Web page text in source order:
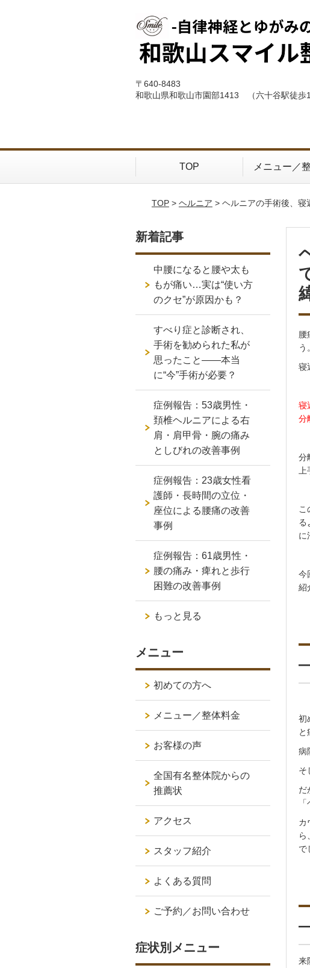
〒640-8483
和歌山県和歌山市園部1413 （六十谷駅徒歩
TOP メニュー／
TOP> ヘルニア > ヘルニアの手術後、
腰
う。
寝
寝
分
分
こ
る
に
今
紹
初
と
病
そ
だ
カ
ら
で
来
新着記事
中腰になると腰や太も
もが痛い…実は“使い方
のクセ”が原因かも？
すべり症と診断され、
手術を勧められた私が
思ったこと――本当
に“今”手術が必要？
症例報告：53歳男性・
頚椎ヘルニアによる右
肩・肩甲骨・腕の痛み
としびれの改善事例
症例報告：23歳女性看
護師・長時間の立位・
座位による腰痛の改善
事例
症例報告：61歳男性・
腰の痛み・痺れと歩行
困難の改善事例
もっと見る
メニュー
初めての方へ
メニュー／整体料金
お客様の声
全国有名整体院からの
推薦状
アクセス
スタッフ紹介
よくある質問
ご予約／お問い合わせ
症状別メニュー